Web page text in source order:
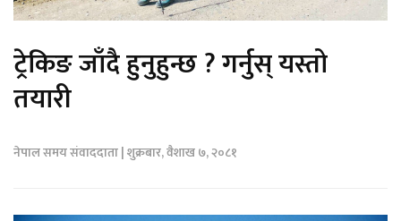
ट्रेकिङ जाँदै हुनुहुन्छ ? गर्नुस् यस्तो
तयारी
नेपाल समय संवाददाता | शुक्रबार, वैशाख ७, २०८१